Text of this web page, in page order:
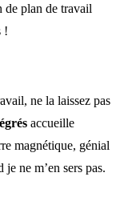
de plan de travail
!
ne la laissez pas
accueille
magnétique, génial
ne m’en sers pas.